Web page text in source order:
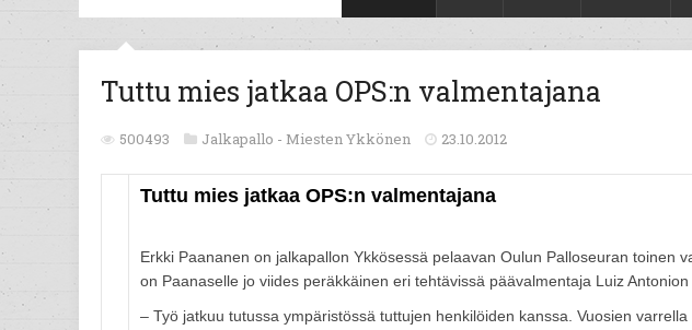
Tuttu mies jatkaa OPS:n valmentajana
500493 Jalkapallo - Miesten Ykkönen 23.10.2012
Tuttu mies jatkaa OPS:n valmentajana
Erkki Paananen on jalkapallon Ykkösessä pelaavan Oulun Palloseuran toinen
on Paanaselle jo viides peräkkäinen eri tehtävissä päävalmentaja Luiz Antonion
– Työ jatkuu tutussa ympäristössä tuttujen henkilöiden kanssa. Vuosien